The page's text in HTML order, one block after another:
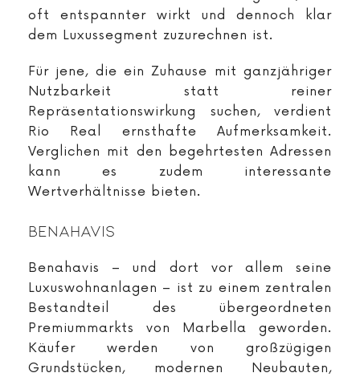
oft entspannter wirkt und dennoch klar
dem Luxussegment zuzurechnen ist.
Für jene, die ein Zuhause mit ganzjähriger
Nutzbarkeit statt reiner
Repräsentationswirkung suchen, verdient
Rio Real ernsthafte Aufmerksamkeit.
Verglichen mit den begehrtesten Adressen
kann es zudem interessante
Wertverhältnisse bieten.
Benahavis
Benahavis – und dort vor allem seine
Luxuswohnanlagen – ist zu einem zentralen
Bestandteil des übergeordneten
Premiummarkts von Marbella geworden.
Käufer werden von großzügigen
Grundstücken, modernen Neubauten,